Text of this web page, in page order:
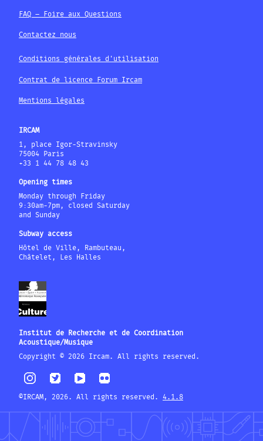
FAQ – Foire aux Questions
Contactez nous
Conditions générales d'utilisation
Contrat de licence Forum Ircam
Mentions légales
IRCAM
1, place Igor-Stravinsky
75004 Paris
+33 1 44 78 48 43
Opening times
Monday through Friday
9:30am-7pm, closed Saturday
and Sunday
Subway access
Hôtel de Ville, Rambuteau,
Châtelet, Les Halles
Institut de Recherche et de Coordination
Acoustique/Musique
Copyright © 2026 Ircam. All rights reserved.
©IRCAM, 2026. All rights reserved. 4.1.8